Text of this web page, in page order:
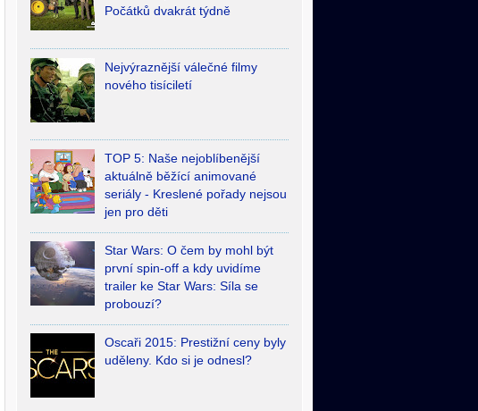
Počátků dvakrát týdně
Nejvýraznější válečné filmy
nového tisíciletí
TOP 5: Naše nejoblíbenější
aktuálně běžící animované
seriály - Kreslené pořady nejsou
jen pro děti
Star Wars: O čem by mohl být
první spin-off a kdy uvidíme
trailer ke Star Wars: Síla se
probouzí?
Oscaři 2015: Prestižní ceny byly
uděleny. Kdo si je odnesl?